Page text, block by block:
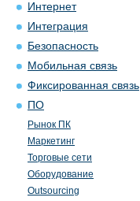
Интернет
Интеграция
Безопасность
Мобильная связь
Фиксированная связь
ПО
Рынок ПК
Маркетинг
Торговые сети
Оборудование
Outsourcing